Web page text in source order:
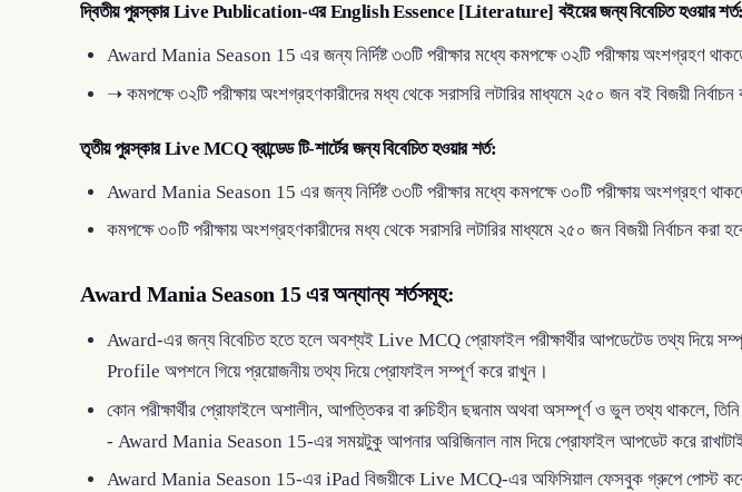
দ্বিতীয় পুরস্কার Live Publication-এর English Essence [Literature] বইয়ের জন্য বিবেচিত হওয়ার শর্ত:
Award Mania Season 15 এর জন্য নির্দিষ্ট ৩৩টি পরীক্ষার মধ্যে কমপক্ষে ৩২টি পরীক্ষায় অংশগ্রহণ
➝ কমপক্ষে ৩২টি পরীক্ষায় অংশগ্রহণকারীদের মধ্য থেকে সরাসরি লটারির মাধ্যমে ২৫০ জন বই বিজয়ী নির্বাচন
তৃতীয় পুরস্কার Live MCQ ব্রান্ডেড টি-শার্টের জন্য বিবেচিত হওয়ার শর্ত:
Award Mania Season 15 এর জন্য নির্দিষ্ট ৩৩টি পরীক্ষার মধ্যে কমপক্ষে ৩০টি পরীক্ষায় অংশগ্রহণ
কমপক্ষে ৩০টি পরীক্ষায় অংশগ্রহণকারীদের মধ্য থেকে সরাসরি লটারির মাধ্যমে ২৫০ জন বিজয়ী নির্বাচন করা
Award Mania Season 15 এর অন্যান্য শর্তসমূহ:
Award-এর জন্য বিবেচিত হতে হলে অবশ্যই Live MCQ প্রোফাইল পরীক্ষার্থীর আপডেটেড তথ্য
Profile অপশনে গিয়ে প্রয়োজনীয় তথ্য দিয়ে প্রোফাইল সম্পূর্ণ করে রাখুন।
কোন পরীক্ষার্থীর প্রোফাইলে অশালীন, আপত্তিকর বা রুচিহীন ছদ্মনাম অথবা অসম্পূর্ণ ও ভুল তথ্য থাকলে,
- Award Mania Season 15-এর সময়টুকু আপনার অরিজিনাল নাম দিয়ে প্রোফাইল আপডেট করে
Award Mania Season 15-এর iPad বিজয়ীকে Live MCQ-এর অফিসিয়াল ফেসবুক গ্রুপে পোস্ট